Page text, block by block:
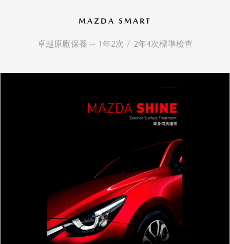
MAZDA SMART
卓越原廠保養 -- 1年2次 / 2年4次標準檢查